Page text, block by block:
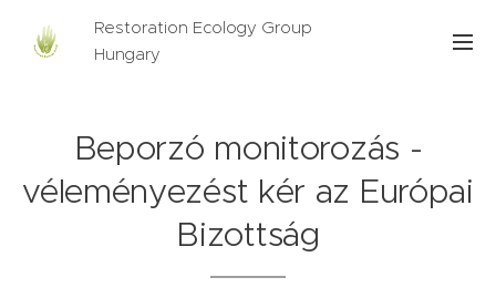
Restoration Ecology Group
Hungary
Beporzó monitorozás -
véleményezést kér az Európai
Bizottság